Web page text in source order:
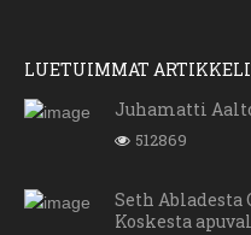
LUETUIMMAT
Juhamatti
512869
Seth Abladesta
Koskesta